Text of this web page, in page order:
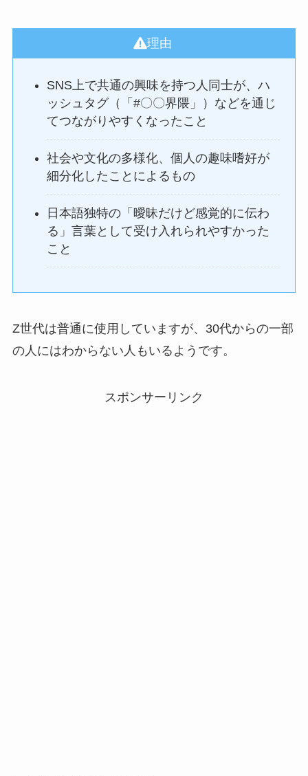
理由
SNS上で共通の興味を持つ人同士が、ハ
ッシュタグ（「#〇〇界隈」）などを通じ
てつながりやすくなったこと
社会や文化の多様化、個人の趣味嗜好が
細分化したことによるもの
日本語独特の「曖昧だけど感覚的に伝わ
る」言葉として受け入れられやすかった
こと
Z世代は普通に使用していますが、30代からの一部
の人にはわからない人もいるようです。
スポンサーリンク